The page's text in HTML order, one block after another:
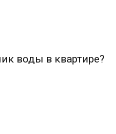
воды в квартире?